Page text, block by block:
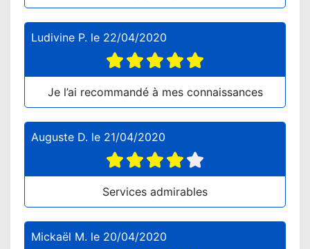
Ludivine P. le 22/04/2020
Je l’ai recommandé à mes connaissances
Auguste D. le 21/04/2020
Services admirables
Mickaël M. le 20/04/2020